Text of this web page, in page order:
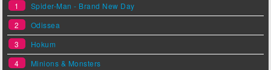
1
Spider-Man - Brand New Day
2
Odissea
3
Hokum
4
Minions & Monsters